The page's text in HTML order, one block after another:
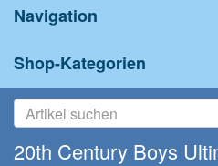
Navigation
Shop-Kategorien
20th Century Boys